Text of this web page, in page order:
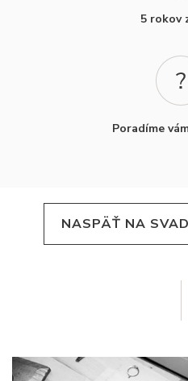
5 rokov
Poradíme
NASPÄŤ NA